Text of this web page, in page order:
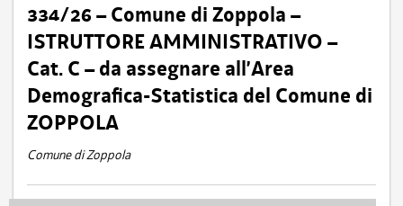
334/26 – Comune di Zoppola –
ISTRUTTORE AMMINISTRATIVO –
Cat. C – da assegnare all’Area
Demografica-Statistica del Comune di
ZOPPOLA
Comune di Zoppola